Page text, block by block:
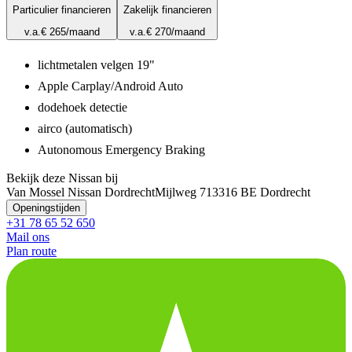
Particulier financieren
v.a.€ 265/maand
Zakelijk financieren
v.a.€ 270/maand
lichtmetalen velgen 19"
Apple Carplay/Android Auto
dodehoek detectie
airco (automatisch)
Autonomous Emergency Braking
Bekijk deze Nissan bij
Van Mossel Nissan DordrechtMijlweg 713316 BE Dordrecht
Openingstijden
+31 78 65 52 650
Mail ons
Plan route